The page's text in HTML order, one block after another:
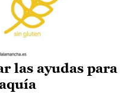
las ayudas para